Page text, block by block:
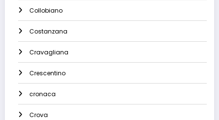
Collobiano
Costanzana
Cravagliana
Crescentino
cronaca
Crova